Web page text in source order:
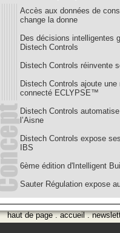
Accès aux données de
change la donne
Des décisions intelligentes
Distech Controls
Distech Controls réinvente
Distech Controls ajoute
connecté ECLYPSE™
Distech Controls
l’Aisne
Distech Controls expose
IBS
6ème édition d'Intelligent
Sauter Régulation expose
haut de page.accueil.